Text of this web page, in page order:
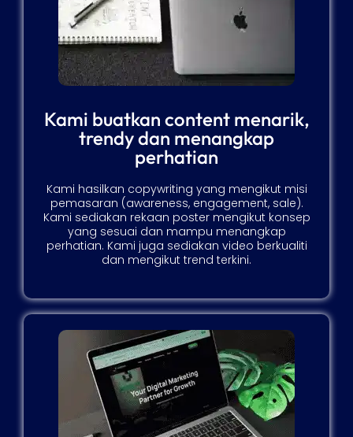
Kami buatkan content menarik,
trendy dan menangkap
perhatian
Kami hasilkan copywriting yang mengikut misi
pemasaran (awareness, engagement, sale).
Kami sediakan rekaan poster mengikut konsep
yang sesuai dan mampu menangkap
perhatian. Kami juga sediakan video berkualiti
dan mengikut trend terkini.